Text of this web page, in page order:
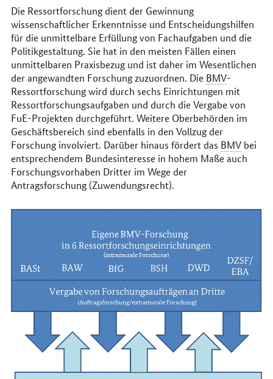
uns
im
Internet
Die Ressortforschung dient der Gewinnung
wissenschaftlicher Erkenntnisse und Entscheidungshilfen
für die unmittelbare Erfüllung von Fachaufgaben und die
Politikgestaltung. Sie hat in den meisten Fällen einen
unmittelbaren Praxisbezug und ist daher im Wesentlichen
der angewandten Forschung zuzuordnen. Die BMV-
Ressortforschung wird durch sechs Einrichtungen mit
Ressortforschungsaufgaben und durch die Vergabe von
FuE-Projekten durchgeführt. Weitere Oberbehörden im
Geschäftsbereich sind ebenfalls in den Vollzug der
Forschung involviert. Darüber hinaus fördert das BMVbei
entsprechendem Bundesinteresse in hohem Maße auch
Forschungsvorhaben Dritter im Wege der
Antragsforschung (Zuwendungsrecht).